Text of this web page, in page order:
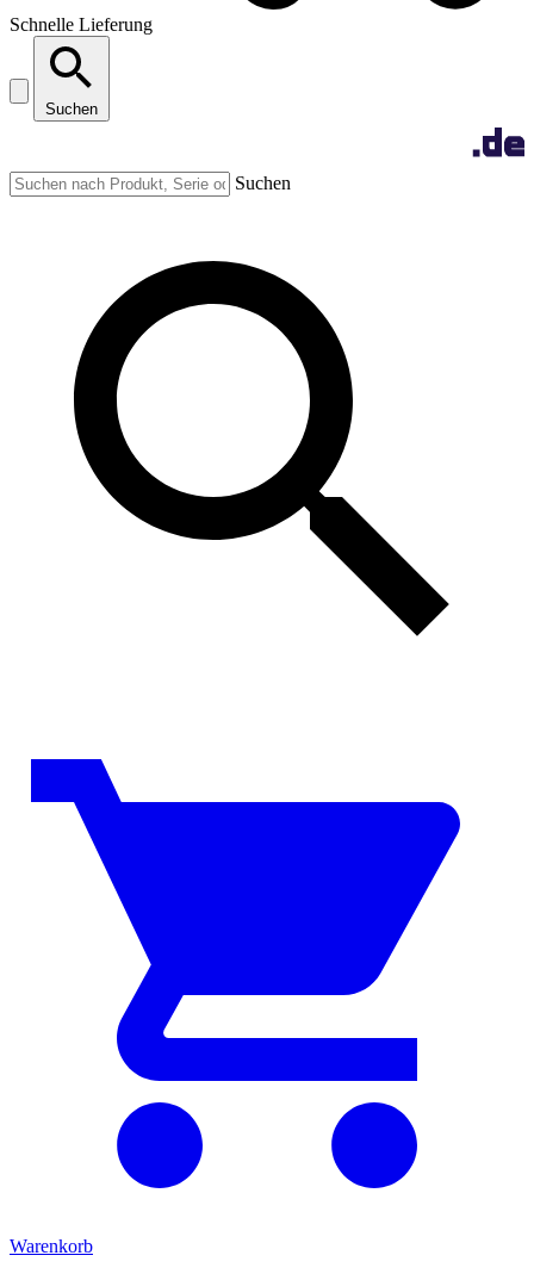
Schnelle Lieferung
Suchen
Suchen
Warenkorb